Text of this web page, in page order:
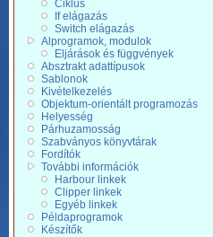
Ciklus
If elágazás
Switch elágazás
Alprogramok, modulok
Eljárások és függvények
Absztrakt adattípusok
Sablonok
Kivételkezelés
Objektum-orientált programozás
Helyesség
Párhuzamosság
Szabványos könyvtárak
Fordítók
További információk
Harbour linkek
Clipper linkek
Egyéb linkek
Példaprogramok
Készítők